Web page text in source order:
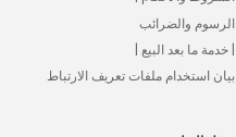
الرسوم والضرائب
| خدمة ما بعد البيع |
بيان استخدام ملفات تعريف الارتباط